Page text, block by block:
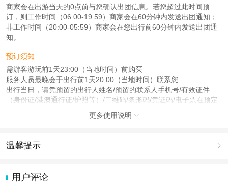
商家会在出游当天的0点前与您确认出团信息。若您超过此时间预
订，则工作时间（06:00-19:59）商家会在60分钟内发送出团通知；
非工作时间（20:00-05:59）商家会在您出行前60分钟内发送出团通
知。
预订须知
需游客游玩前1天23:00（当地时间）前购买
服务人员最晚会于出行前1天20:00（当地时间）联系您
出行当日，请凭预留的出行人姓名/预留的联系人手机号/有效证件
（身份证/港澳通行证/护照等）/二维码/条形码/凭证码/电子票在预定
本产品由青岛驿路同行国际旅行社有限公司代理招徕，委托社为北京海蜀行旅游
有限公司，具体的旅游服务和操作由委托社及其有资质的地接社提供
更多使用说明 
温馨提示 
动（如跳伞、潜水、滑雪等）前，请务必仔细阅读
用户评论